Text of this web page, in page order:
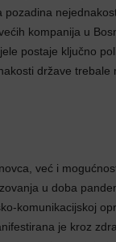
kompanija u
postaje ključno
države trebale
već i
u doba
komunikacijskoj
je kroz